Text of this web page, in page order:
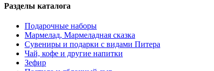
Разделы каталога
Подарочные наборы
Мармелад, Мармеладная сказка
Сувениры и подарки с видами Питера
Чай, кофе и другие напитки
Зефир